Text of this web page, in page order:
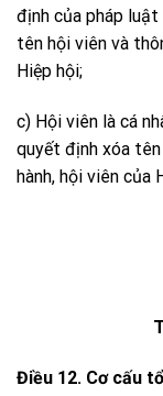
định của pháp
tên hội viên và
Hiệp hội;
c) Hội viên là cá
quyết định xóa
hành, hội viên của
Điều 12. Cơ cấu